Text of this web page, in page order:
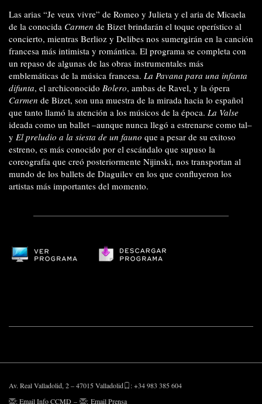
Las arias “Je veux vivre” de Romeo y Julieta y el aria de Micaela
de la conocida Carmen de Bizet brindarán el toque operístico al
concierto, mientras Berlioz y Delibes nos sumergirán en la canción
francesa más intimista y romántica. El programa se completa con
un repaso de algunas de las obras instrumentales más
emblemáticas de la música francesa. La Pavana para una infanta
difunta, el archiconocido Bolero, ambas de Ravel, y la ópera
Carmen de Bizet, son una muestra de la mirada hacia lo español
que tanto llamó la atención a los músicos de la época. La Valse
ideada como un ballet –aunque nunca llegó a estrenarse como tal–
y El preludio a la siesta de un fauno que a pesar de su exitoso
estreno, es más conocido por el escándalo que supuso la
coreografía que creó posteriormente Nijinski, nos transportan al
mundo de los ballets de Diaguilev en los que confluyeron los
artistas más importantes del momento.
Av. Real Valladolid, 2 – 47015 Valladolid
: +34 983 385 604
:Email Info CCMD – : Email Prensa